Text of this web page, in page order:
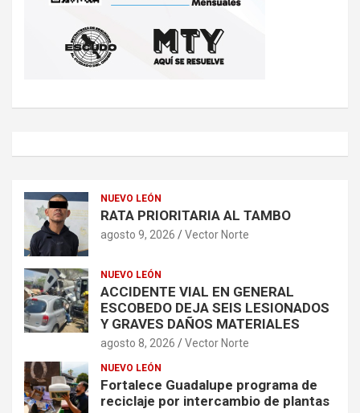
NUEVO LEÓN
RATA PRIORITARIA AL TAMBO
agosto 9, 2026 Vector Norte
NUEVO LEÓN
ACCIDENTE VIAL EN GENERAL
ESCOBEDO DEJA SEIS LESIONADOS
Y GRAVES DAÑOS MATERIALES
agosto 8, 2026 Vector Norte
NUEVO LEÓN
Fortalece Guadalupe programa de
reciclaje por intercambio de plantas